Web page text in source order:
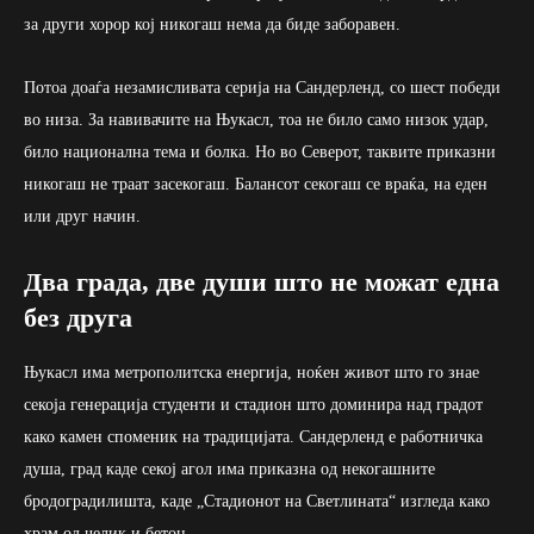
за други хорор кој никогаш нема да биде заборавен.
Потоа доаѓа незамисливата серија на Сандерленд, со шест победи
во низа. За навивачите на Њукасл, тоа не било само низок удар,
било национална тема и болка. Но во Северот, таквите приказни
никогаш не траат засекогаш. Балансот секогаш се враќа, на еден
или друг начин.
Два града, две души што не можат една
без друга
Њукасл има метрополитска енергија, ноќен живот што го знае
секоја генерација студенти и стадион што доминира над градот
како камен споменик на традицијата. Сандерленд е работничка
душа, град каде секој агол има приказна од некогашните
бродоградилишта, каде „Стадионот на Светлината“ изгледа како